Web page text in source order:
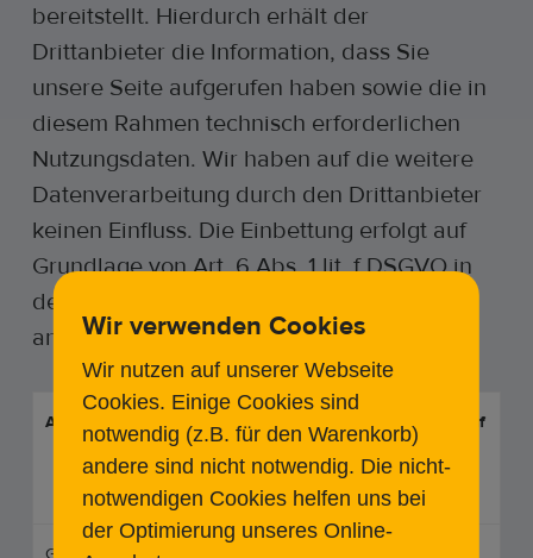
bereitstellt. Hierdurch erhält der
Drittanbieter die Information, dass Sie
unsere Seite aufgerufen haben sowie die in
diesem Rahmen technisch erforderlichen
Nutzungsdaten. Wir haben auf die weitere
Datenverarbeitung durch den Drittanbieter
keinen Einfluss. Die Einbettung erfolgt auf
Grundlage von Art. 6 Abs. 1 lit. f DSGVO in
dem Interesse, unsere Seite möglichst
ansprechend und informativ zu gestalten.
Anbieter
Technische
Funktion
oder Inhalt
Ausübung Ihres Rechts auf
Widerspruch
Google jQuery
Wir verwenden Cookies
Wir nutzen auf unserer Webseite
Cookies. Einige Cookies sind
notwendig (z.B. für den Warenkorb)
andere sind nicht notwendig. Die nicht-
notwendigen Cookies helfen uns bei
der Optimierung unseres Online-